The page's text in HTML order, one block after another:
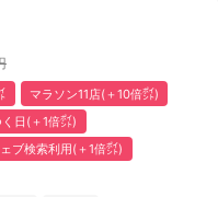
マラソン11店(＋10倍㌽)
日(＋1倍㌽)
ブ検索利用(＋1倍㌽)